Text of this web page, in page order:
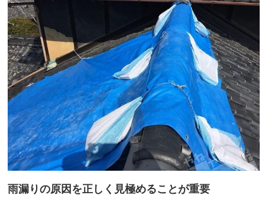
雨漏りの原因を正しく見極めることが重要